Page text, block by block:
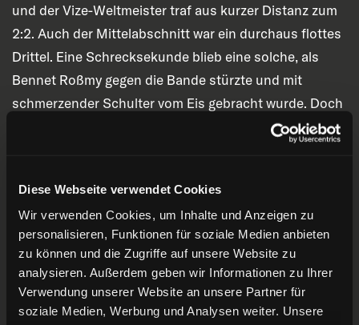
Diese Webseite verwendet Cookies
Wir verwenden Cookies, um Inhalte und Anzeigen zu
personalisieren, Funktionen für soziale Medien anbieten
zu können und die Zugriffe auf unsere Website zu
analysieren. Außerdem geben wir Informationen zu Ihrer
Verwendung unserer Website an unsere Partner für
soziale Medien, Werbung und Analysen weiter. Unsere
und der Vize-Weltmeister traf aus kurzer Distanz zum
2:2. Auch der Mittelabschnitt war ein durchaus flottes
Drittel. Eine Schrecksekunde blieb eine solche, als
Bennet Roßmy gegen die Bande stürzte und mit
schmerzender Schulter vom Eis gebracht wurde. Doch
der Neuzugang kam wenige Minuten später zurück
In den letzten 20 Minuten wurde es dann hektisch.
Zunächst ging es langsam los, aber dann machten die
Haie – mal wieder – in Überzahl einen Treffer durch
McIntyre (49:28). Torsten Ankert saß draußen. Die
Bilanz der Special Teams war in diesem Spiel mühsam.
Die endgültige Entscheidung dann wegen einer großen